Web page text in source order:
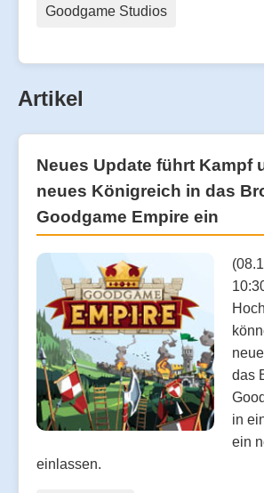
Goodgame Studios
Artikel
Neues Update führt Kampf
neues Königreich in das
Goodgame Empire ein
das
in
ein
einlassen.